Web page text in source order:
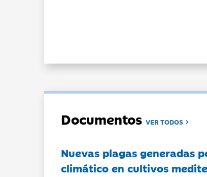
DocumentosVER TODOS
Nuevas plagas generadas
climático en cultivos